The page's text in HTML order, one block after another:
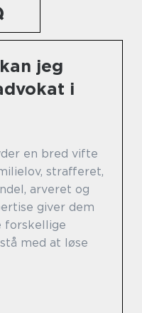
jeg
i
en bred vifte
strafferet,
arveret og
giver dem
forskellige
med at løse